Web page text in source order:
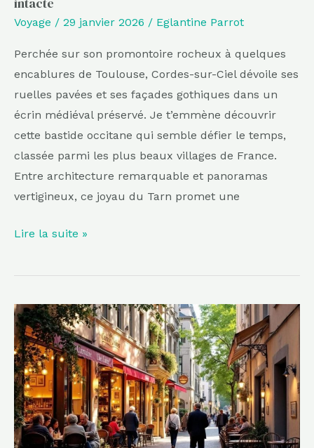
Voyage / 29 janvier 2026 / Eglantine Parrot
Perchée sur son promontoire rocheux à quelques
encablures de Toulouse, Cordes-sur-Ciel dévoile ses
ruelles pavées et ses façades gothiques dans un
écrin médiéval préservé. Je t’emmène découvrir
cette bastide occitane qui semble défier le temps,
classée parmi les plus beaux villages de France.
Entre architecture remarquable et panoramas
vertigineux, ce joyau du Tarn promet une
son
harmonie
intacte
Lire la suite »
Moins
médiatisée
que
Lyon,
plus
conviviale
que